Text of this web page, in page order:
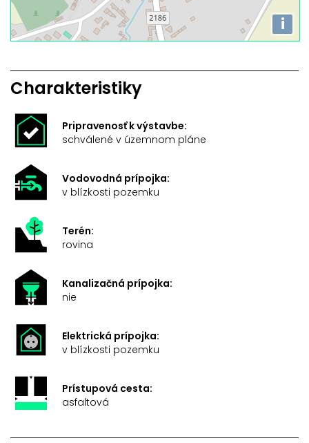
i
Charakteristiky
Pripravenosť k výstavbe:
schválené v územnom pláne
Vodovodná prípojka:
v blízkosti pozemku
Terén:
rovina
Kanalizačná prípojka:
nie
Elektrická prípojka:
v blízkosti pozemku
Prístupová cesta:
asfaltová